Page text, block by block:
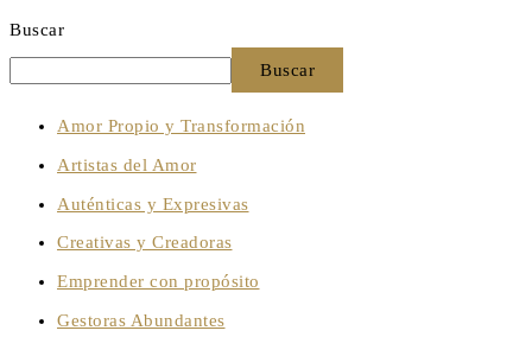
Buscar
Buscar
Amor Propio y Transformación
Artistas del Amor
Auténticas y Expresivas
Creativas y Creadoras
Emprender con propósito
Gestoras Abundantes